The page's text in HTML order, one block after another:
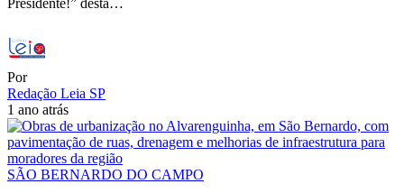
Presidente!” desta…
Por
Redação Leia SP
1 ano atrás
SÃO BERNARDO DO CAMPO